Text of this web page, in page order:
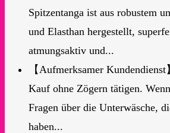
Spitzentanga ist aus robustem
und Elasthan hergestellt,
atmungsaktiv und...
【Aufmerksamer
Kauf ohne Zögern tätigen.
Fragen über die Unterwäsche,
haben...